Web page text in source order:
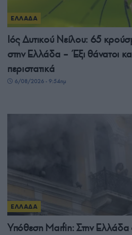
ΕΛΛΑΔΑ
Ιός Δυτικού Νείλου: 65
στην Ελλάδα – Έξι θάνατοι
περιστατικά
6/08/2026 - 9:54πμ
ΕΛΛΑΔΑ
Υπόθεση Μarfin: Στην Ελλάδα